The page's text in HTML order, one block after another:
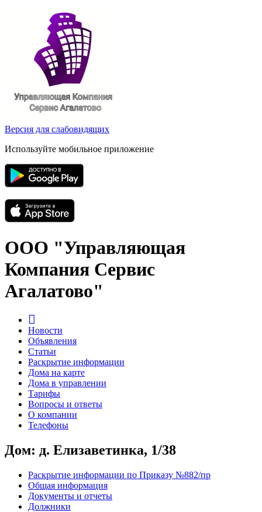
Версия для слабовидящих
Используйте мобильное приложение
ООО "Управляющая
Компания Сервис
Агалатово"
Новости
Объявления
Статьи
Раскрытие информации
Дома на карте
Дома в управлении
Тарифы
Вопросы и ответы
О компании
Телефоны
Дом: д. Елизаветинка, 1/38
Раскрытие информации по Приказу №882/пр
Общая информация
Документы и отчеты
Должники